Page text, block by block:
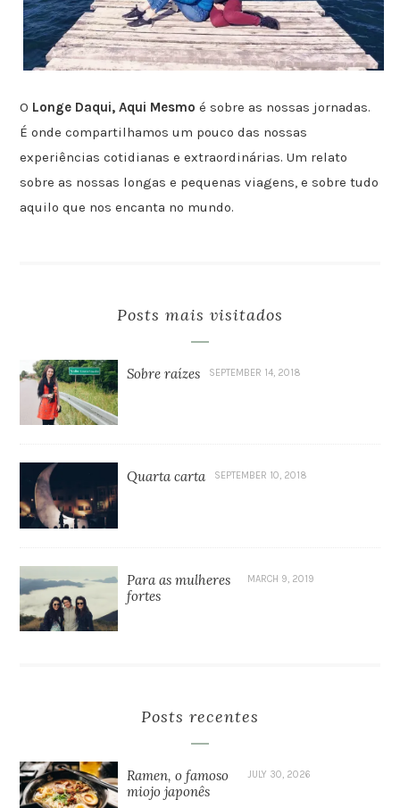
O Longe Daqui, Aqui Mesmo é sobre as nossas jornadas.
É onde compartilhamos um pouco das nossas
experiências cotidianas e extraordinárias. Um relato
sobre as nossas longas e pequenas viagens, e sobre tudo
aquilo que nos encanta no mundo.
Posts mais visitados
Sobre raízes SEPTEMBER 14, 2018
Quarta carta SEPTEMBER 10, 2018
Para as mulheres
fortes
MARCH 9, 2019
Posts recentes
Ramen, o famoso
miojo japonês
JULY 30, 2026